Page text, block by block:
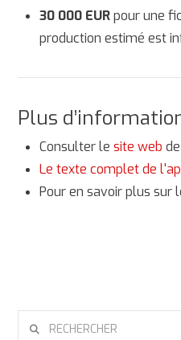
30 000 EURpour une
production estimé est
Plus
Consulter le site web
Le texte complet de
Pour en savoir plus sur